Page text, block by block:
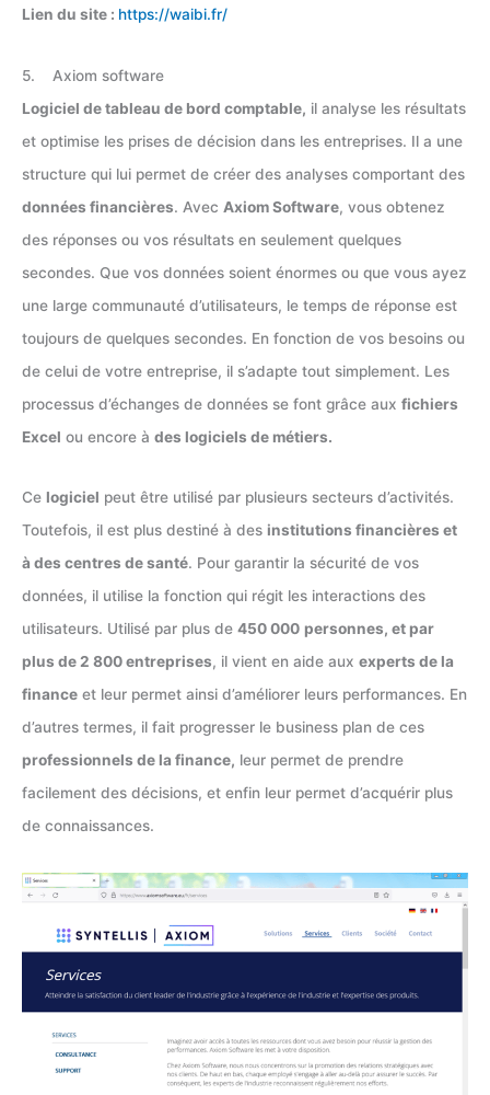
Lien du site : https://waibi.fr/
5. Axiom software
Logiciel de tableau de bord comptable, il analyse les résultats
et optimise les prises de décision dans les entreprises. Il a une
structure qui lui permet de créer des analyses comportant des
données financières. Avec Axiom Software, vous obtenez
des réponses ou vos résultats en seulement quelques
secondes. Que vos données soient énormes ou que vous ayez
une large communauté d’utilisateurs, le temps de réponse est
toujours de quelques secondes. En fonction de vos besoins ou
de celui de votre entreprise, il s’adapte tout simplement. Les
processus d’échanges de données se font grâce aux fichiers
Excel ou encore à des logiciels de métiers.
Ce logiciel peut être utilisé par plusieurs secteurs d’activités.
Toutefois, il est plus destiné à des institutions financières et
à des centres de santé. Pour garantir la sécurité de vos
données, il utilise la fonction qui régit les interactions des
utilisateurs. Utilisé par plus de 450 000 personnes, et par
plus de 2 800 entreprises, il vient en aide aux experts de la
finance et leur permet ainsi d’améliorer leurs performances. En
d’autres termes, il fait progresser le business plan de ces
professionnels de la finance, leur permet de prendre
facilement des décisions, et enfin leur permet d’acquérir plus
de connaissances.